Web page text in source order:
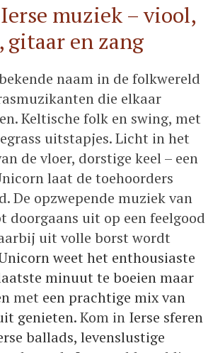
muziek – viool,
gitaar en zang
naam in de folkwereld
die elkaar
Keltische folk en swing, met
uitstapjes. Licht in het
de vloer, dorstige keel – een
laat de toehoorders
De opzwepende muziek van
doorgaans uit op een feelgood
uit volle borst wordt
weet het enthousiaste
minuut te boeien maar
met een prachtige mix van
genieten.Kom in Ierse sferen
ballads, levenslustige